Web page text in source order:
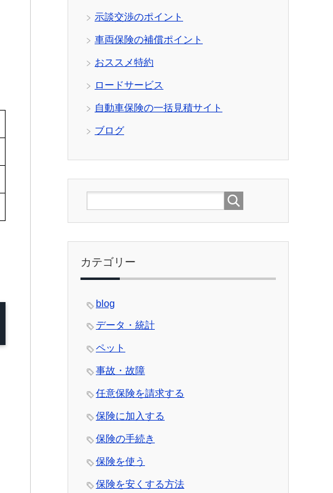
示談交渉のポイント
車両保険の補償ポイント
おススメ特約
ロードサービス
自動車保険の一括見積サイト
ブログ
カテゴリー
blog
データ・統計
ペット
事故・故障
任意保険を請求する
保険に加入する
保険の手続き
保険を使う
保険を安くする方法